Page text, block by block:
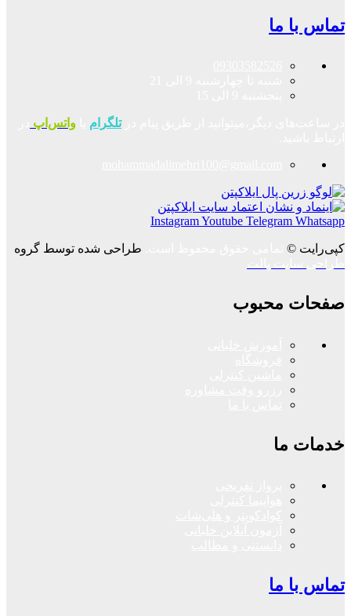
تماس با ما
در ساعت‌های دیگر،میتوانید از طریق پیام درتلگرام واتس‌اپ
InstagramYoutube Telegram Whatsapp
کپی‌رایت ©
طراحی شده توسط گروه
صفحات محبوب
خدمات ما
تماس با ما